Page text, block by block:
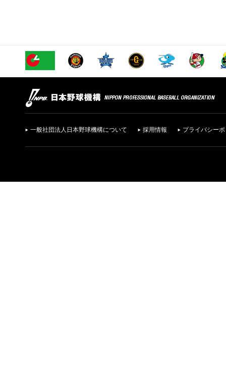
一般社団法人日本野球機構について 採用情報 プライバシー